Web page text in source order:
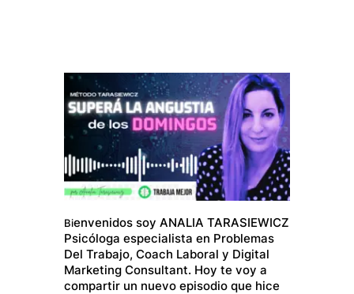
Bienvenidos soy ANALIA TARASIEWICZ
Psicóloga especialista en Problemas
Del Trabajo, Coach Laboral y Digital
Marketing Consultant. Hoy te voy a
compartir un nuevo episodio que hice